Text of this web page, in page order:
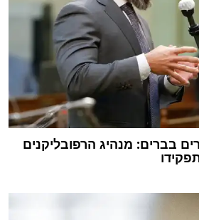
בברים: מנהיג הרפובליקנים